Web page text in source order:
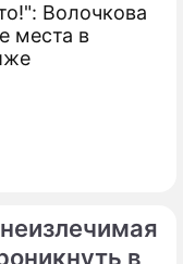
Волочкова
места в
в